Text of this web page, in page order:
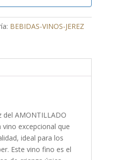
BEBIDAS-VINOS-JEREZ
del AMONTILLADO
vino excepcional que
ideal para los
Este vino fino es el